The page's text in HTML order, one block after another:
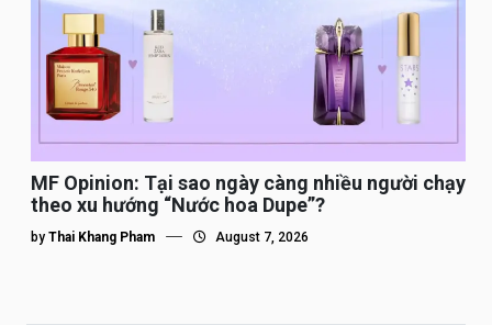
MF Opinion: Tại sao ngày càng nhiều người chạy
theo xu hướng “Nước hoa Dupe”?
by Thai Khang Pham August 7, 2026